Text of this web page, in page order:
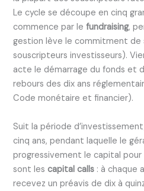
Le cycle se découpe en cinq
commence par lefundraising,
gestion lève le commitment
souscripteurs investisseurs).
acte le démarrage du fonds et
rebours des dix ans
Code monétaire et financier).
Suit la période
cinq ans, pendant laquelle le
progressivement le capital
sont lescapital calls : à chaque
recevez un préavis de dix à